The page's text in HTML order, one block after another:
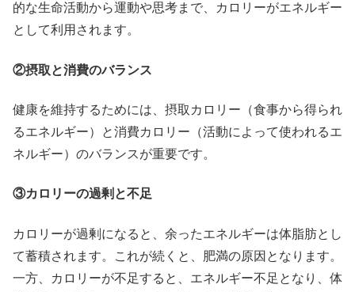
的な生命活動から運動や思考まで、カロリーがエネルギー
として利用されます。
②摂取と消費のバランス
健康を維持するためには、摂取カロリー（食事から得られ
るエネルギー）と消費カロリー（活動によって使われるエ
ネルギー）のバランスが重要です。
③カロリーの過剰と不足
カロリーが過剰になると、余ったエネルギーは体脂肪とし
て蓄積されます。これが続くと、肥満の原因となります。
一方、カロリーが不足すると、エネルギー不足となり、体